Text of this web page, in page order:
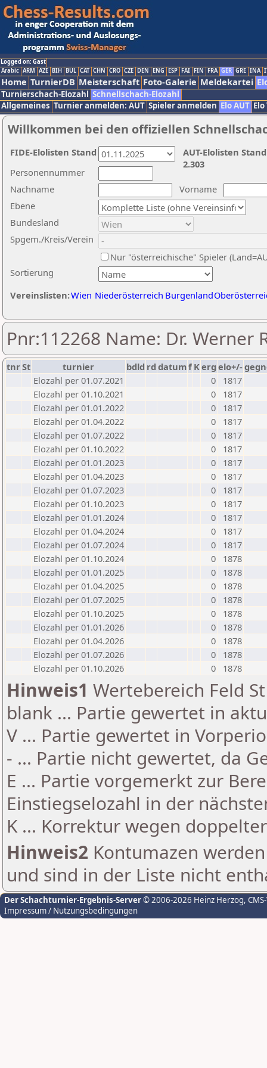
Logged on: Gast
Arabic ARM AZE BIH BUL CAT CHN CRO CZE DEN ENG ESP FAI FIN FRA GER GRE INA
Home TurnierDB Meisterschaft Foto-Galerie Meldekartei
Turnierschach-Elozahl Schnellschach-Elozahl
Allgemeines Turnier anmelden: AUT Spieler anmelden Elo AUT
Willkommen bei den offiziellen
Nachname
Vorname
Ebene
Sortierung
Personennummer
Bundesland
Spgem./Kreis/Verein
Nur "österreichische" Spieler
Vereinslisten:Wien Niederösterreich Burgenland
AUT-Elolisten
2.303
FIDE-Elolisten Stand
Pnr:112268 Name: Dr. Werner
tnrSt turnier bdld rd datumf Kerg elo+/-
Elozahl per 01.07.2021
0
1817
Elozahl per 01.10.2021
0
1817
Elozahl per 01.01.2022
0
1817
Elozahl per 01.04.2022
0
1817
Elozahl per 01.07.2022
0
1817
Elozahl per 01.10.2022
0
1817
Elozahl per 01.01.2023
0
1817
Elozahl per 01.04.2023
0
1817
Elozahl per 01.07.2023
0
1817
Elozahl per 01.10.2023
0
1817
Elozahl per 01.01.2024
0
1817
Elozahl per 01.04.2024
0
1817
Elozahl per 01.07.2024
0
1817
Elozahl per 01.10.2024
0
1878
Elozahl per 01.01.2025
0
1878
Elozahl per 01.04.2025
0
1878
Elozahl per 01.07.2025
0
1878
Elozahl per 01.10.2025
0
1878
Elozahl per 01.01.2026
0
1878
Elozahl per 01.04.2026
0
1878
Elozahl per 01.07.2026
0
1878
Elozahl per 01.10.2026
0 1878
Hinweis1 Wertebereich Feld
blank ... Partie gewertet in
V ... Partie gewertet in
- ... Partie nicht gewertet, da
E ... Partie vorgemerkt zur
Einstiegselozahl in der
K ... Korrektur wegen
Hinweis2 Kontumazen
und sind in der Liste nicht
Der Schachturnier-Ergebnis-Server© 2006-2026 Heinz Herzog,
Impressum / Nutzungsbedingungen